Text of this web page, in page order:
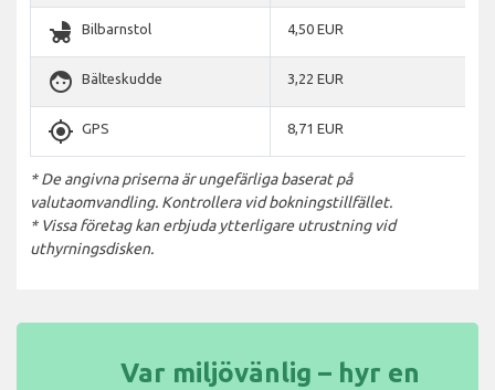
child_friendly Bilbarnstol 4,50 EUR
face Bälteskudde 3,22 EUR
gps_fixed GPS 8,71 EUR
* De angivna priserna är ungefärliga baserat på
valutaomvandling. Kontrollera vid bokningstillfället.
* Vissa företag kan erbjuda ytterligare utrustning vid
uthyrningsdisken.
Var miljövänlig – hyr en